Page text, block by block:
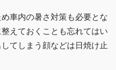
車内の暑さ対策も必要とな
えておくことも忘れてはい
てしまう顔などは日焼け止